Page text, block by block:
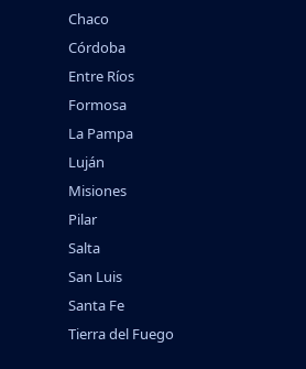
Chaco
Córdoba
Entre Ríos
Formosa
La Pampa
Luján
Misiones
Pilar
Salta
San Luis
Santa Fe
Tierra del Fuego